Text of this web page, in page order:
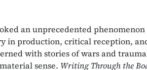
an unprecedented
in production, critical reception,
with stories of wars and
sense. Writing Through the